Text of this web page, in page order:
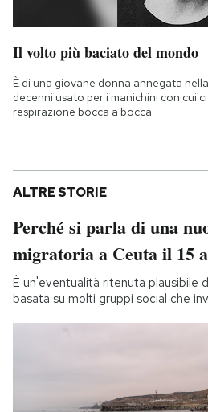
Il volto più baciato del mondo
È di una giovane donna annegata
decenni usato per i manichini con cui
respirazione bocca a bocca
ALTRE STORIE
Perché si parla di una
migratoria a Ceuta il 15
È un'eventualità ritenuta plausibile
basata su molti gruppi social che